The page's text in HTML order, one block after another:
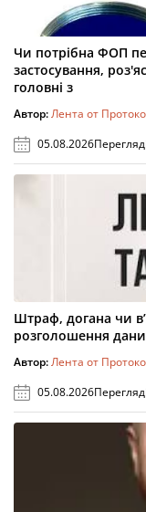
Чи потрібна ФОП
застосування,
головні з
Автор:Лента от
05.08.2026
Штраф, догана чи
розголошення
Автор:Лента от
05.08.2026